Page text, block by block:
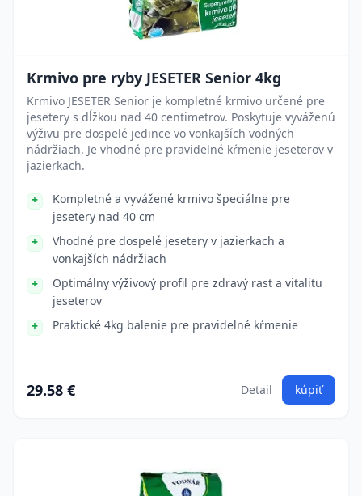
Krmivo pre ryby JESETER Senior 4kg
Krmivo JESETER Senior je kompletné krmivo určené pre
jesetery s dĺžkou nad 40 centimetrov. Poskytuje vyváženú
výživu pre dospelé jedince vo vonkajších vodných
nádržiach. Je vhodné pre pravidelné kŕmenie jeseterov v
jazierkach.
Kompletné a vyvážené krmivo špeciálne pre
jesetery nad 40 cm
Vhodné pre dospelé jesetery v jazierkach a
vonkajších nádržiach
Optimálny výživový profil pre zdravý rast a vitalitu
jeseterov
Praktické 4kg balenie pre pravidelné kŕmenie
29.58 € Detail kúpiť